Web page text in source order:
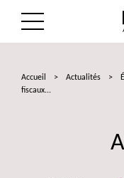
NOS
Accueil > Actualités >
fiscaux...